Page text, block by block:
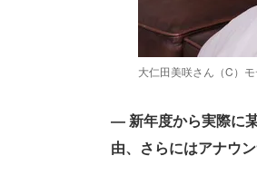
大仁田美咲さん（C）
― 新年度から実際に
由、さらにはアナウ